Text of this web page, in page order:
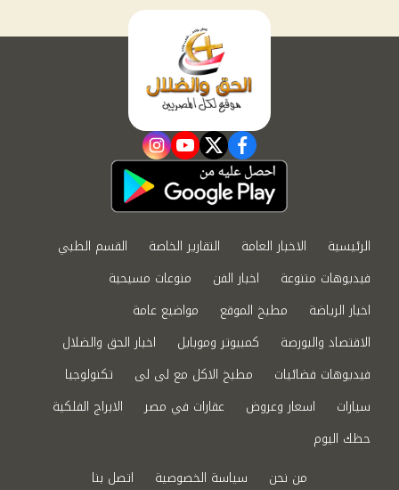
facebook
twitter
youtube
instagram
الرئيسية الاخبار العامة التقارير الخاصة
القسم الطبي
فيديوهات متنوعة
اخبار الفن
منوعات مسيحية
اخبار الرياضة
مطبخ الموقع
مواضيع عامة
الاقتصاد والبورصة
كمبيوتر وموبايل
اخبار الحق والضلال
فيديوهات فضائيات
مطبخ الاكل مع لى لى
تكنولوجيا
سيارات
اسعار وعروض عقارات في مصر
الابراج الفلكية
حظك اليوم
من نحن
سياسة الخصوصية اتصل بنا